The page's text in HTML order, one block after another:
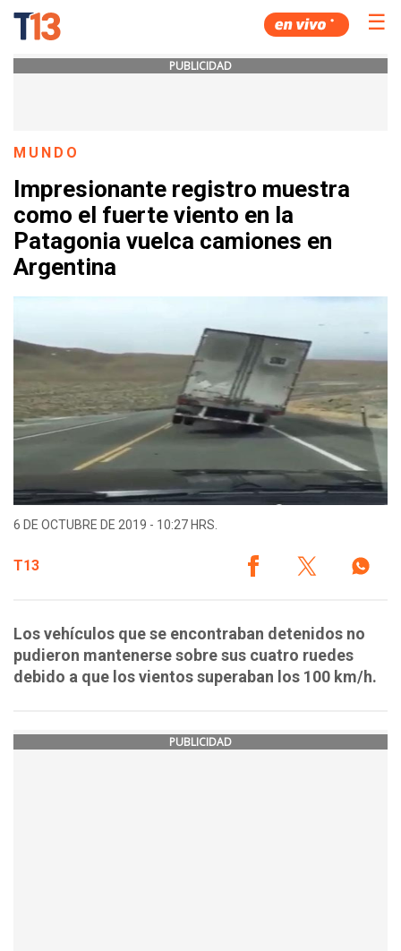
☰
PUBLICIDAD
MUNDO
Impresionante registro muestra
como el fuerte viento en la
Patagonia vuelca camiones en
Argentina
6 DE OCTUBRE DE 2019 - 10:27 HRS.
T13
Los vehículos que se encontraban detenidos no
pudieron mantenerse sobre sus cuatro ruedes
debido a que los vientos superaban los 100 km/h.
PUBLICIDAD